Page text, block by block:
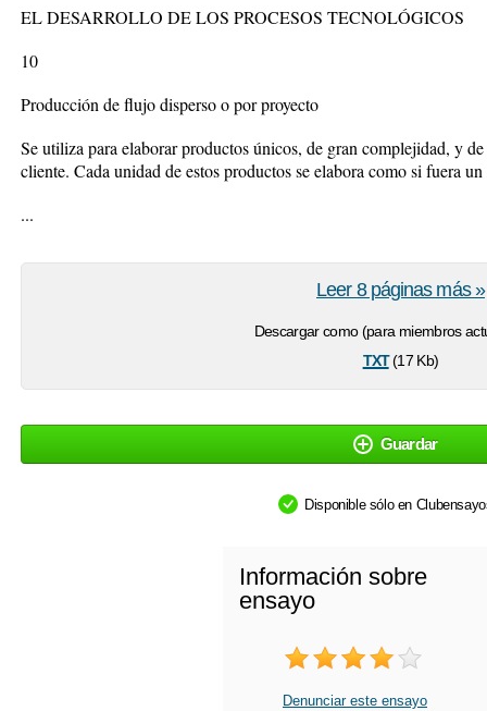
EL DESARROLLO DE LOS PROCESOS TECNOLÓGICOS
10
Producción de flujo disperso o por proyecto
Se utiliza para elaborar productos únicos, de gran complejidad, y
cliente. Cada unidad de estos productos se elabora como si fuera
...
Descargar como (para miembros
txt(17 Kb)
Leer 8 páginas más »
Guardar
Disponible sólo en
Información sobre
ensayo
Denunciar este ensayo